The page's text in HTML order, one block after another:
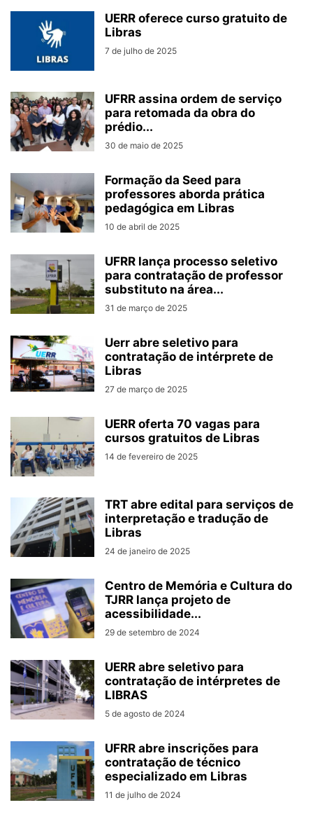
UERR oferece curso gratuito de
Libras
7 de julho de 2025
UFRR assina ordem de serviço
para retomada da obra do
prédio...
30 de maio de 2025
Formação da Seed para
professores aborda prática
pedagógica em Libras
10 de abril de 2025
UFRR lança processo seletivo
para contratação de professor
substituto na área...
31 de março de 2025
Uerr abre seletivo para
contratação de intérprete de
Libras
27 de março de 2025
UERR oferta 70 vagas para
cursos gratuitos de Libras
14 de fevereiro de 2025
TRT abre edital para serviços de
interpretação e tradução de
Libras
24 de janeiro de 2025
Centro de Memória e Cultura do
TJRR lança projeto de
acessibilidade...
29 de setembro de 2024
UERR abre seletivo para
contratação de intérpretes de
LIBRAS
5 de agosto de 2024
UFRR abre inscrições para
contratação de técnico
especializado em Libras
11 de julho de 2024